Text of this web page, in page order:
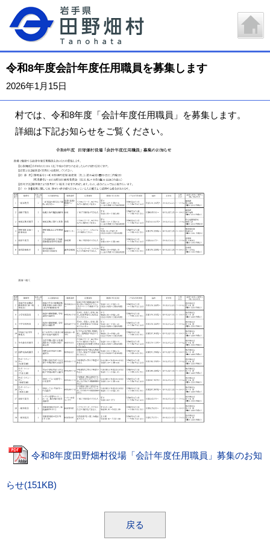
令和8年度会計年度任用職員を募集します
2026年1月15日
村では、令和8年度「会計年度任用職員」を募集します。
詳細は下記お知らせをご覧ください。
令和8年度田野畑村役場「会計年度任用職員」募集のお知
らせ(151KB)
戻る